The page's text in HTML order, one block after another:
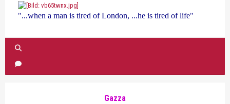
"...when a man is tired of London, ...he is tired of life"
Gazza